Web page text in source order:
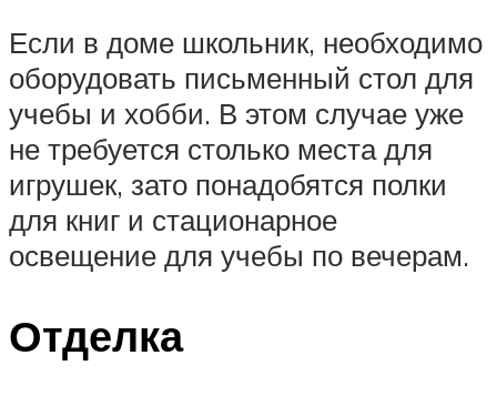
Если в доме школьник, необходимо
оборудовать письменный стол для
учебы и хобби. В этом случае уже
не требуется столько места для
игрушек, зато понадобятся полки
для книг и стационарное
освещение для учебы по вечерам.
Отделка